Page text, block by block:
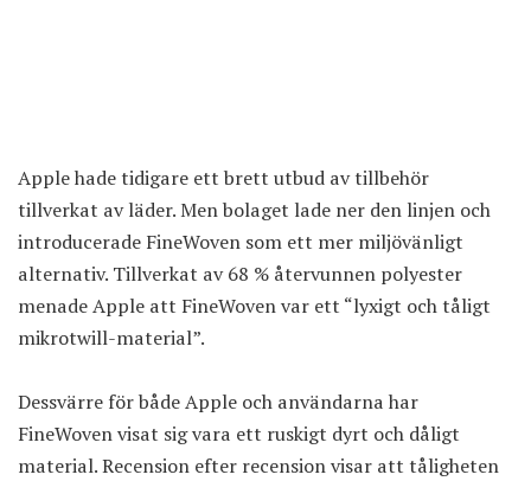
Apple hade tidigare ett brett utbud av tillbehör
tillverkat av läder. Men bolaget lade ner den linjen och
introducerade FineWoven som ett mer miljövänligt
alternativ. Tillverkat av 68 % återvunnen polyester
menade Apple att FineWoven var ett “lyxigt och tåligt
mikrotwill-material”.
Dessvärre för både Apple och användarna har
FineWoven visat sig vara ett ruskigt dyrt och dåligt
material. Recension efter recension visar att tåligheten